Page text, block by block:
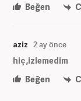
Beğen
aziz 2 ay önce
hiç ,izlemedim
Beğen